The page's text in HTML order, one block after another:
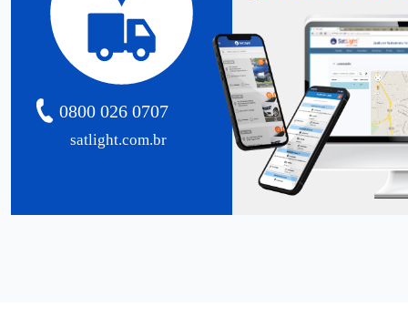
satlight.com.br
0800 026 0707